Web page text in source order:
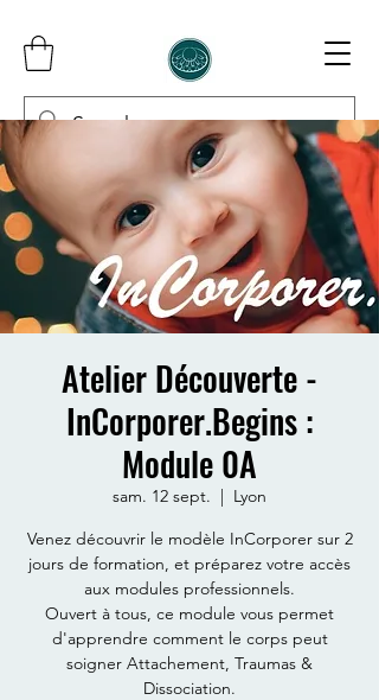
InCorporer
Atelier Découverte -
InCorporer.Begins :
Module 0A
sam. 12 sept.
  |
Lyon
Venez découvrir le modèle InCorporer sur 2
jours de formation, et préparez votre accès
aux modules professionnels.
Ouvert à tous, ce module vous permet
d'apprendre comment le corps peut
soigner Attachement, Traumas &
Dissociation.